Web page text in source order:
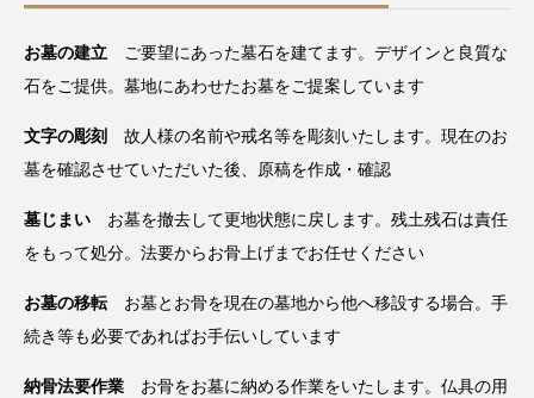
お墓の建立 ご要望にあった墓石を建てます。デザインと良質な
石をご提供。墓地にあわせたお墓をご提案しています
文字の彫刻
故人様の名前や戒名等を彫刻いたします。現在のお
墓を確認させていただいた後、原稿を作成・確認
墓じまい お墓を撤去して更地状態に戻します。残土残石は責任
をもって処分。法要からお骨上げまでお任せください
お墓の移転お墓とお骨を現在の墓地から他へ移設する場合。手
続き等も必要であればお手伝いしています
納骨法要作業 お骨をお墓に納める作業をいたします。仏具の用